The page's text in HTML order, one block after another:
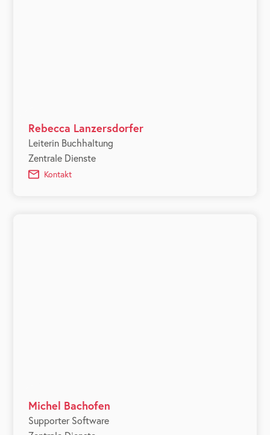
Rebecca Lanzersdorfer
Leiterin Buchhaltung
Zentrale Dienste
Kontakt
Michel Bachofen
Supporter Software